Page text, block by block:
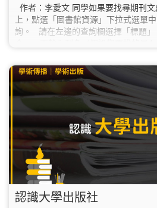
作者：李愛文 同學如果要找尋期刊
上，點選「圖書館資源」下拉式選單
詢。 請在左邊的查詢欄選擇「標題
收錄在 ScienceDirect 等資料庫，以
年代為1995-01-01至今。 點選連結
Articles &…
認識大學出版社